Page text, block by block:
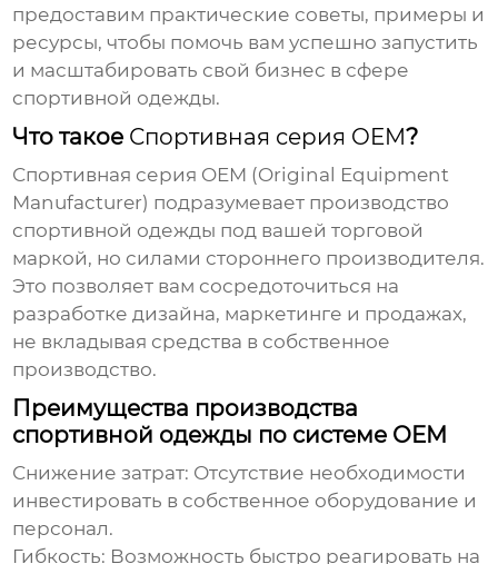
предоставим практические советы, примеры и
ресурсы, чтобы помочь вам успешно запустить
и масштабировать свой бизнес в сфере
спортивной одежды.
Что такое Спортивная серия OEM?
Спортивная серия OEM (Original Equipment
Manufacturer) подразумевает производство
спортивной одежды под вашей торговой
маркой, но силами стороннего производителя.
Это позволяет вам сосредоточиться на
разработке дизайна, маркетинге и продажах,
не вкладывая средства в собственное
производство.
Преимущества производства
спортивной одежды по системе OEM
Снижение затрат: Отсутствие необходимости
инвестировать в собственное оборудование и
персонал.
Гибкость: Возможность быстро реагировать на